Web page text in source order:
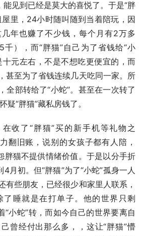
能见到已经是莫大的喜悦了。于是“胖
里，24小时随叫随到当着陪玩，因
年也赚了不少钱，每个月有2万多
千），而“胖猫”自己为了省钱给“小
十元左右，不是不想吃更便宜的，而
甚至为了省钱连续几天吃同一家。所
全部转给了“小蛇”。甚至在一次转了
疑“胖猫”藏私房钱了。
收了“胖猫”买的新手机等礼物之
翻旧账，说别的女孩子都有人陪，
胖猫不提供情绪价值。于是以分手折
4月初。但“胖猫”为了“小蛇”孤身一人
有些朋友，已经很少和家里人联系，
了睡就是在打单子。他的世界只剩
“小蛇”转，而如今自己的世界要离自
曾经付出那么多，，这让“胖猫”懵